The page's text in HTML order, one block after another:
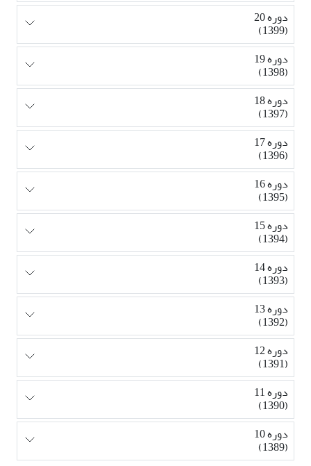
دوره 20
(1399)
دوره 19
(1398)
دوره 18
(1397)
دوره 17
(1396)
دوره 16
(1395)
دوره 15
(1394)
دوره 14
(1393)
دوره 13
(1392)
دوره 12
(1391)
دوره 11
(1390)
دوره 10
(1389)